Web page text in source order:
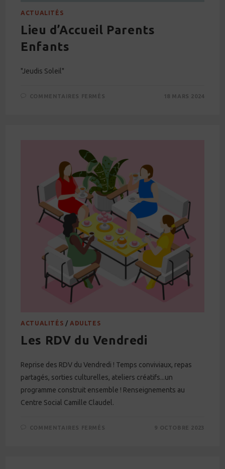
ACTUALITÉS
Lieu d’Accueil Parents
Enfants
"Jeudis Soleil"
COMMENTAIRES FERMÉS 18 MARS 2024
ACTUALITÉS /ADULTES
Les RDV du Vendredi
Reprise des RDV du Vendredi ! Temps conviviaux, repas
partagés, sorties culturelles, ateliers créatifs...un
programme construit ensemble ! Renseignements au
Centre Social Camille Claudel.
COMMENTAIRES FERMÉS 9 OCTOBRE 2023